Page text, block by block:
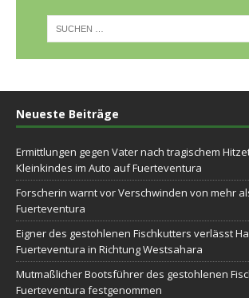
Neueste Beiträge
Ermittlungen gegen Vater nach tragischem
Kleinkindes im Auto auf Fuerteventura
Forscherin warnt vor Verschwinden von mehr
Fuerteventura
Eigner des gestohlenen Fischkutters verlässt
Fuerteventura in Richtung Westsahara
Mutmaßlicher Bootsführer des gestohlenen
Fuerteventura festgenommen